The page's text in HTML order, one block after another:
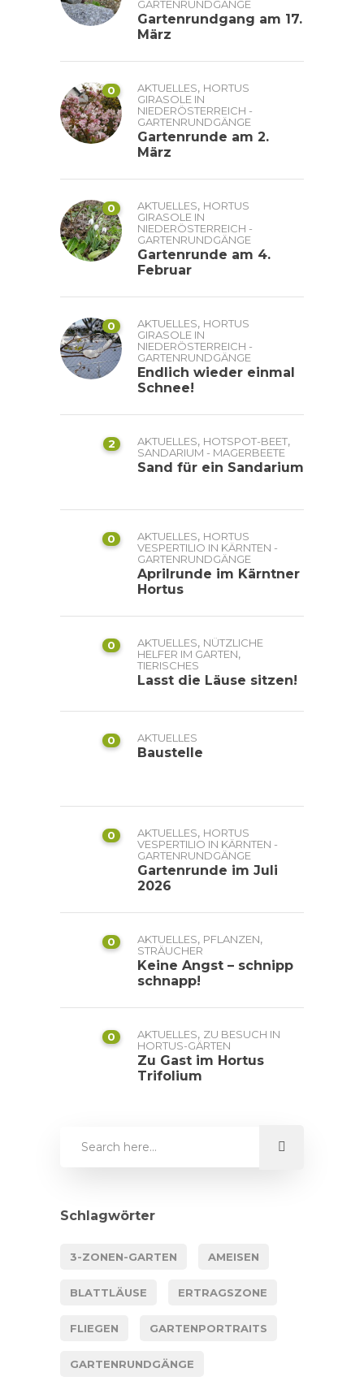
GARTENRUNDGÄNGE
Gartenrundgang am 17.
März
0 AKTUELLES, HORTUS
GIRASOLE IN
NIEDERÖSTERREICH -
GARTENRUNDGÄNGE
Gartenrunde am 2.
März
0 AKTUELLES, HORTUS
GIRASOLE IN
NIEDERÖSTERREICH -
GARTENRUNDGÄNGE
Gartenrunde am 4.
Februar
0 AKTUELLES, HORTUS
GIRASOLE IN
NIEDERÖSTERREICH -
GARTENRUNDGÄNGE
Endlich wieder einmal
Schnee!
2 AKTUELLES, HOTSPOT-BEET,
SANDARIUM - MAGERBEETE
Sand für ein Sandarium
0 AKTUELLES, HORTUS
VESPERTILIO IN KÄRNTEN -
GARTENRUNDGÄNGE
Aprilrunde im Kärntner
Hortus
0 AKTUELLES, NÜTZLICHE
HELFER IM GARTEN,
TIERISCHES
Lasst die Läuse sitzen!
0 AKTUELLES
Baustelle
0 AKTUELLES, HORTUS
VESPERTILIO IN KÄRNTEN -
GARTENRUNDGÄNGE
Gartenrunde im Juli
2026
0 AKTUELLES, PFLANZEN,
STRÄUCHER
Keine Angst – schnipp
schnapp!
0 AKTUELLES, ZU BESUCH IN
HORTUS-GÄRTEN
Zu Gast im Hortus
Trifolium
Schlagwörter
3-ZONEN-GARTEN AMEISEN
BLATTLÄUSE ERTRAGSZONE
FLIEGEN GARTENPORTRAITS
GARTENRUNDGÄNGE